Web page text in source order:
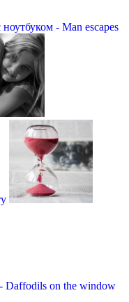
- Man escapes
Daffodils on the window